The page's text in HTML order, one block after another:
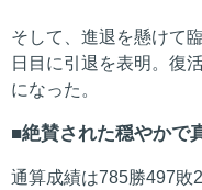
そして、進退を懸けて
日目に引退を表明。復
になった。
絶賛された穏やかで
通算成績は785勝497敗